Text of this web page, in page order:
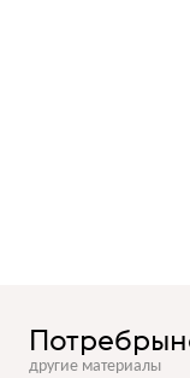
другие материалы